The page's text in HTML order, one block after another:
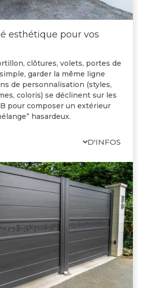
esthétique pour vos
clôtures, volets, portes de
garder la même ligne
de personnalisation (styles,
coloris) se déclinent sur les
pour composer un extérieur
hasardeux.
D'INFOS